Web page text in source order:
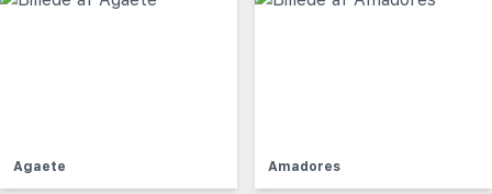
Agaete Amadores